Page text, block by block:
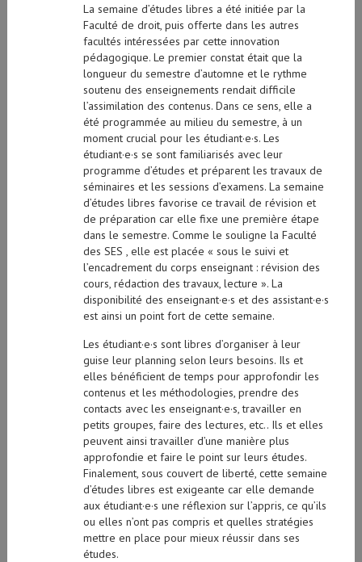
La semaine d’études libres a été initiée par la
Faculté de droit, puis offerte dans les autres
facultés intéressées par cette innovation
pédagogique. Le premier constat était que la
longueur du semestre d’automne et le rythme
soutenu des enseignements rendait difficile
l’assimilation des contenus. Dans ce sens, elle a
été programmée au milieu du semestre, à un
moment crucial pour les étudiant·e·s. Les
étudiant·e·s se sont familiarisés avec leur
programme d’études et préparent les travaux de
séminaires et les sessions d’examens. La semaine
d’études libres favorise ce travail de révision et
de préparation car elle fixe une première étape
dans le semestre. Comme le souligne la Faculté
des SES , elle est placée « sous le suivi et
l’encadrement du corps enseignant : révision des
cours, rédaction des travaux, lecture ». La
disponibilité des enseignant·e·s et des assistant·e·s
est ainsi un point fort de cette semaine.
Les étudiant·e·s sont libres d’organiser à leur
guise leur planning selon leurs besoins. Ils et
elles bénéficient de temps pour approfondir les
contenus et les méthodologies, prendre des
contacts avec les enseignant·e·s, travailler en
petits groupes, faire des lectures, etc.. Ils et elles
peuvent ainsi travailler d’une manière plus
approfondie et faire le point sur leurs études.
Finalement, sous couvert de liberté, cette semaine
d’études libres est exigeante car elle demande
aux étudiant·e·s une réflexion sur l’appris, ce qu’ils
ou elles n’ont pas compris et quelles stratégies
mettre en place pour mieux réussir dans ses
études.